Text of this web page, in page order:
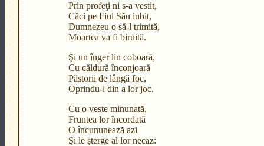
Prin profeţi ni s-a vestit,
Căci pe Fiul Său iubit,
Dumnezeu o să-l trimită,
Moartea va fi biruită.
Şi un înger lin coboară,
Cu căldură înconjoară
Păstorii de lângă foc,
Oprindu-i din a lor joc.
Cu o veste minunată,
Fruntea lor încordată
O încununează azi
Şi le şterge al lor necaz: